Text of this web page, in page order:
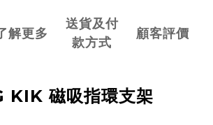
解更多
送貨及付
款方式
顧客評價
KIK 磁吸指環支架